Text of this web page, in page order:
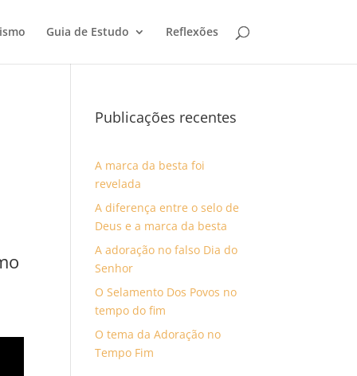
Guia de Estudo Reflexões
Publicações recentes
A marca da besta foi
revelada
A diferença entre o selo de
Deus e a marca da besta
A adoração no falso Dia do
Senhor
O Selamento Dos Povos no
tempo do fim
O tema da Adoração no
Tempo Fim